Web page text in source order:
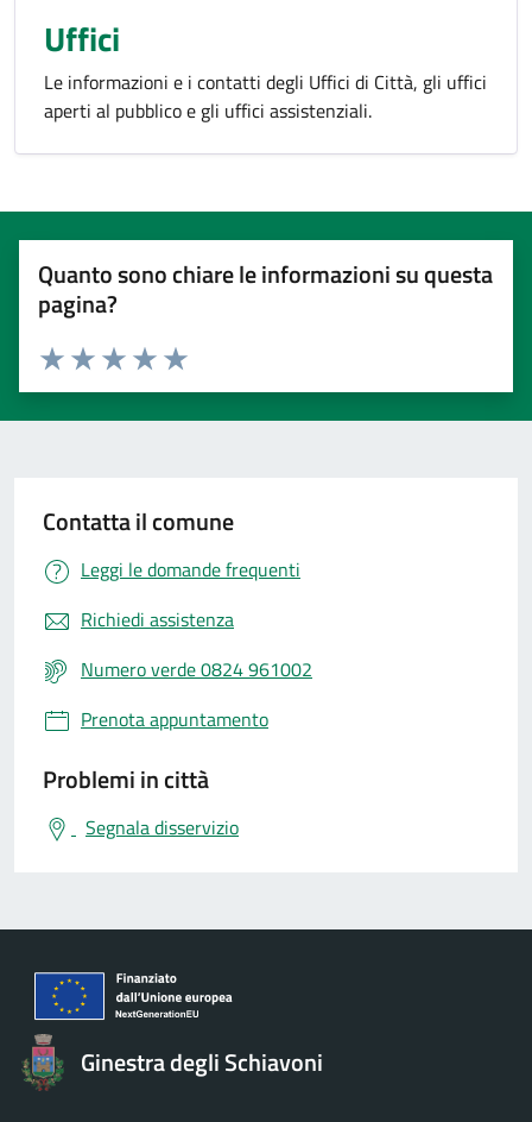
Uffici
Le informazioni e i contatti degli Uffici di Città, gli uffici
aperti al pubblico e gli uffici assistenziali.
Quanto sono chiare le informazioni su questa
pagina?
Valuta 5 stelle su 5
Valuta 4 stelle su 5
Valuta 3 stelle su 5
Valuta 2 stelle su 5
Valuta 1 stelle su 5
Contatta il comune
Leggi le domande frequenti
Richiedi assistenza
Numero verde 0824 961002
Prenota appuntamento
Problemi in città
Segnala disservizio
Ginestra degli Schiavoni